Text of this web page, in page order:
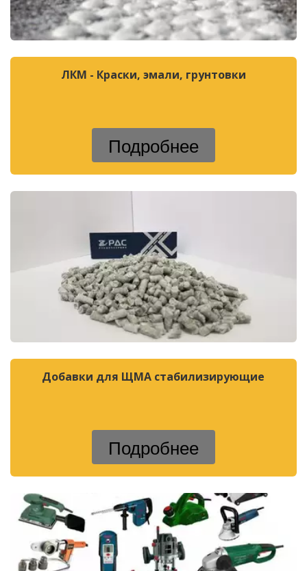
ЛКМ - Краски, эмали, грунтовки
Подробнее
Добавки для ЩМА стабилизирующие
Подробнее